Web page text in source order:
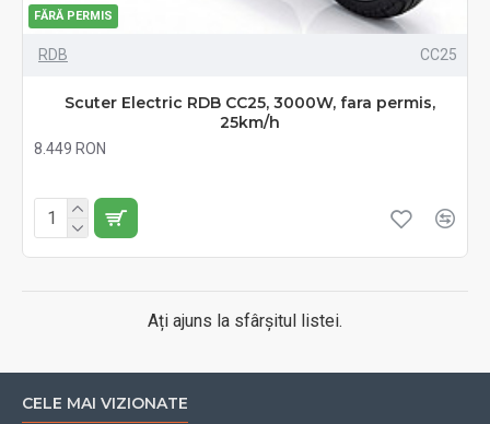
FĂRĂ PERMIS
RDB CC25
Scuter Electric RDB CC25, 3000W, fara permis,
25km/h
8.449 RON
Ați ajuns la sfârșitul listei.
CELE MAI VIZIONATE